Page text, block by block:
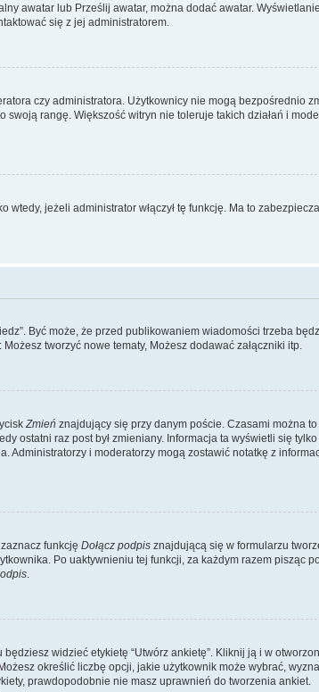
awatar lub Prześlij awatar, można dodać awatar.
się z jej administratorem.
czy administratora. Użytkownicy nie mogą bezpośrednio
rangę. Większość witryn nie toleruje takich działań i
jeżeli administrator włączył tę funkcję. Ma to
Być może, że przed publikowaniem wiadomości trzeba
tworzyć nowe tematy, Możesz dodawać załączniki itp.
Zmień znajdujący się przy danym poście. Czasami można
ostatni raz post był zmieniany. Informacja ta wyświetli się tylko
Administratorzy i moderatorzy mogą zostawić notatkę z
funkcję Dołącz podpis znajdującą się w formularzu
Po uaktywnieniu tej funkcji, za każdym razem pisząc
widzieć etykietę “Utwórz ankietę”. Kliknij ją i w
określić liczbę opcji, jakie użytkownik może wybrać,
prawdopodobnie nie masz uprawnień do tworzenia ankiet.